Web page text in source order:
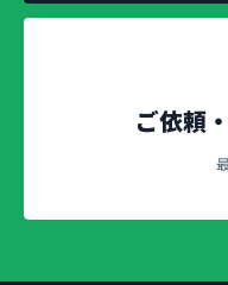
ご依頼